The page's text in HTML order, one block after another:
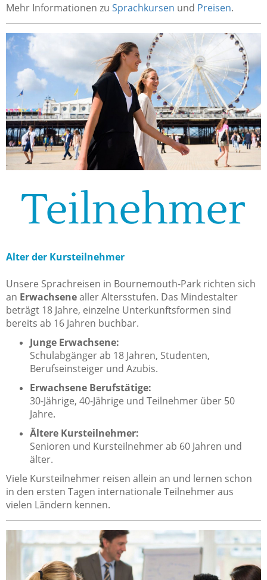
Mehr Informationen zu Sprachkursen und Preisen.
Teilnehmer
Alter der Kursteilnehmer
Unsere Sprachreisen in Bournemouth-Park richten sich
an Erwachsenealler Altersstufen. Das Mindestalter
beträgt 18 Jahre, einzelne Unterkunftsformen sind
bereits ab 16 Jahren buchbar.
Junge Erwachsene:
Schulabgänger ab 18 Jahren, Studenten,
Berufseinsteiger und Azubis.
Erwachsene Berufstätige:
30-Jährige, 40-Jährige und Teilnehmer über 50
Jahre.
Ältere Kursteilnehmer:
Senioren und Kursteilnehmer ab 60 Jahren und
älter.
Viele Kursteilnehmer reisen allein an und lernen schon
in den ersten Tagen internationale Teilnehmer aus
vielen Ländern kennen.